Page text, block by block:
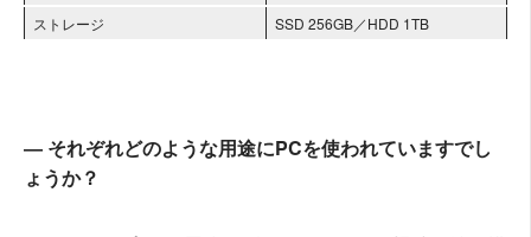
ストレージ
SSD 256GB／HDD 1TB
― それぞれどのような用途にPCを使われていますでし
ょうか？